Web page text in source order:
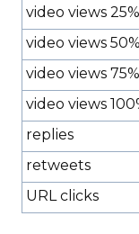
video views 25%
video views 50%
video views 75%
video views
replies
retweets
URL clicks